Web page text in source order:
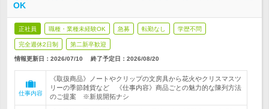
OK
正社員 職種・業種未経験OK 急募 転勤なし 学歴不問
完全週休2日制 第二新卒歓迎
情報更新日：2026/07/10 終了予定日： 2026/08/20
仕事内容
《取扱商品》ノートやクリップの文房具から花火やクリスマスツ
リーの季節雑貨など 《仕事内容》商品ごとの魅力的な陳列方法
のご提案 ※新規開拓ナシ